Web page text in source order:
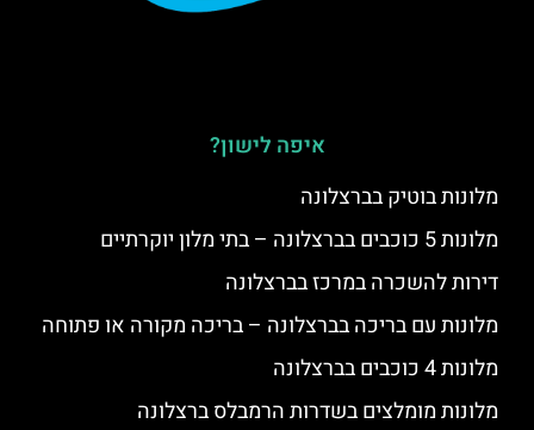
איפה לישון?
מלונות בוטיק בברצלונה
מלונות 5 כוכבים בברצלונה – בתי מלון יוקרתיים
דירות להשכרה במרכז בברצלונה
מלונות עם בריכה בברצלונה – בריכה מקורה או פתוחה
מלונות 4 כוכבים בברצלונה
מלונות מומלצים בשדרות הרמבלס ברצלונה